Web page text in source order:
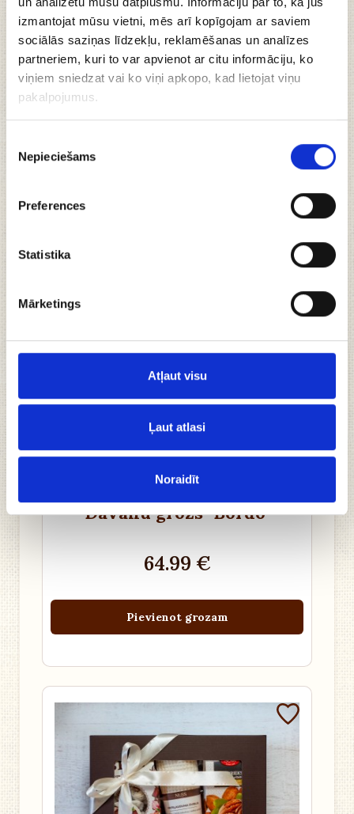
izmantojat mūsu vietni, mēs arī kopīgojam ar saviem
sociālās saziņas līdzekļu, reklamēšanas un analīzes
partneriem, kuri to var apvienot ar citu informāciju, ko
viņiem sniedzat vai ko viņi apkopo, kad lietojat viņu
pakalpojumus.
izvēle
Nepieciešams
Preferences
Statistika
Mārketings
Atļaut visu
Ļaut atlasi
Noraidīt
AKCIJA! Grauzdiņi 2+1, 300g
4.38 €
Dāvanu grozs "Bordo"
64.99 €
Pievienot grozam